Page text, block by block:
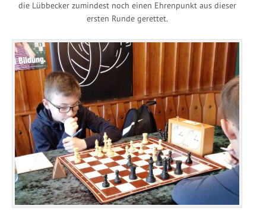
die Lübbecker zumindest noch einen Ehrenpunkt aus dieser
ersten Runde gerettet.